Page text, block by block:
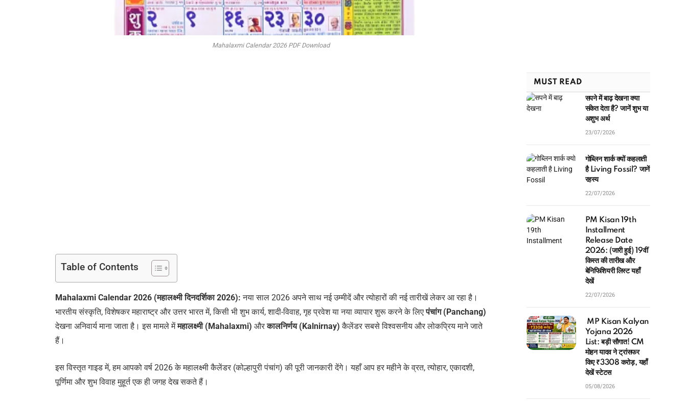
Mahalaxmi Calendar 2026 PDF Download
Table of Contents
Mahalaxmi Calendar 2026 (महालक्ष्मी दिनदर्शिका 2026): नया साल 2026 अपने साथ नई उम्मीदें और त्योहारों की नई तारीखें लेकर आ रहा है।
भारतीय संस्कृति, विशेषकर महाराष्ट्र और उत्तर भारत में, किसी भी शुभ कार्य, शादी-विवाह, गृह प्रवेश या नया व्यापार शुरू करने के लिएपंचांग (Panchang)
देखना अनिवार्य माना जाता है। इस मामले मेंमहालक्ष्मी (Mahalaxmi) औरकालनिर्णय (Kalnirnay) कैलेंडर सबसे विश्वसनीय और लोकप्रिय माने जाते
हैं।
इस विस्तृत गाइड में, हम आपको वर्ष 2026 के महालक्ष्मी कैलेंडर (कोल्हापुरी पंचांग) की पूरी जानकारी देंगे। यहाँ आप हर महीने के व्रत, त्योहार, एकादशी,
पूर्णिमा और शुभ विवाह मुहूर्त एक ही जगह देख सकते हैं।
MUST READ
सपने में बाढ़ देखना क्या
संकेत देता है? जानें शुभ या
अशुभ अर्थ
23/07/2026
गोब्लिन शार्क क्यों कहलाती
है Living Fossil? जानें
रहस्य
22/07/2026
PM Kisan 19th
Installment
Release Date
2026: (जारी हुई) 19वीं
किस्त की तारीख और
बेनिफिशियरी लिस्ट यहाँ
देखें
22/07/2026
MP Kisan Kalyan
Yojana 2026
List: बड़ी सौगात! CM
मोहन यादव ने ट्रांसफर
किए ₹3308 करोड़, यहाँ
देखें स्टेटस
05/08/2026